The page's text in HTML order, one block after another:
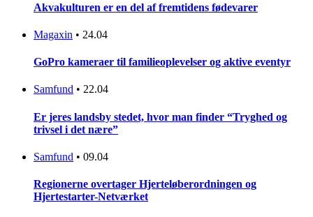
Akvakulturen er en del af fremtidens fødevarer
Magaxin • 24.04
GoPro kameraer til familieoplevelser og aktive eventyr
Samfund • 22.04
Er jeres landsby stedet, hvor man finder “Tryghed og
trivsel i det nære”
Samfund • 09.04
Regionerne overtager Hjerteløberordningen og
Hjertestarter-Netværket